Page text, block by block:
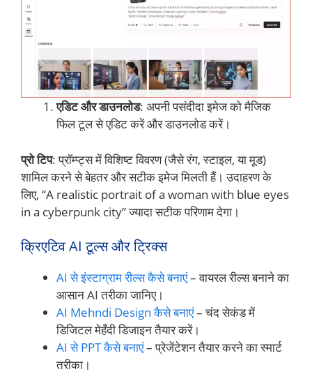
एडिट और डाउनलोड: अपनी पसंदीदा इमेज को मैजिक
फिल टूल से एडिट करें और डाउनलोड करें।
प्रो टिप: प्रॉम्प्ट्स में विशिष्ट विवरण (जैसे रंग, स्टाइल, या मूड)
शामिल करने से बेहतर और सटीक इमेज मिलती हैं। उदाहरण के
लिए, “A realistic portrait of a woman with blue eyes
in a cyberpunk city” ज्यादा सटीक परिणाम देगा।
क्रिएटिव AI टूल्स और ट्रिक्स
AI से इंस्टाग्राम रील्स कैसे बनाएं– वायरल रील्स बनाने का
आसान AI तरीका जानिए।
AI Mehndi Design कैसे बनाएं– चंद सेकंड में
डिजिटल मेहँदी डिजाइन तैयार करें।
AI से PPT कैसे बनाएं– प्रेजेंटेशन तैयार करने का स्मार्ट
तरीका।